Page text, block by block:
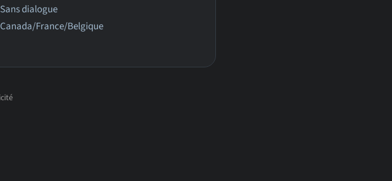
Sans dialogue
Canada/France/Belgique